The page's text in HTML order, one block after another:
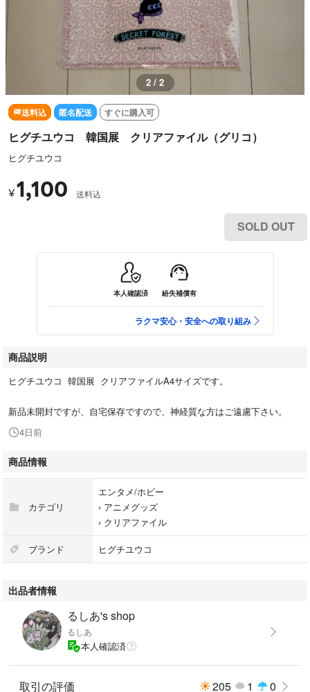
2 / 2
送料込 匿名配送 すぐに購入可
ヒグチユウコ 韓国展 クリアファイル（グリコ）
ヒグチユウコ
¥1,100 送料込
SOLD OUT
本人確認済 紛失補償有
ラクマ安心・安全への取り組み
商品説明
ヒグチユウコ 韓国展 クリアファイルA4サイズです。
新品未開封ですが、自宅保存ですので、神経質な方はご遠慮下さい。
4日前
商品情報
カテゴリ
エンタメ/ホビー
› アニメグッズ
› クリアファイル
ブランド ヒグチユウコ
出品者情報
るしあ's shop
るしあ
本人確認済
取引の評価 205 1 0